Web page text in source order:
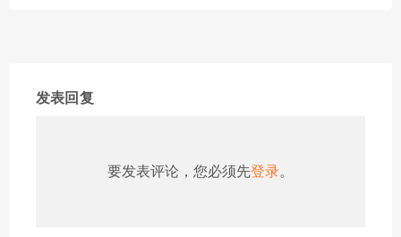
发表回复
要发表评论，您必须先登录。